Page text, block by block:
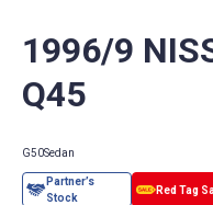
1996/9
Q45
G50Sedan